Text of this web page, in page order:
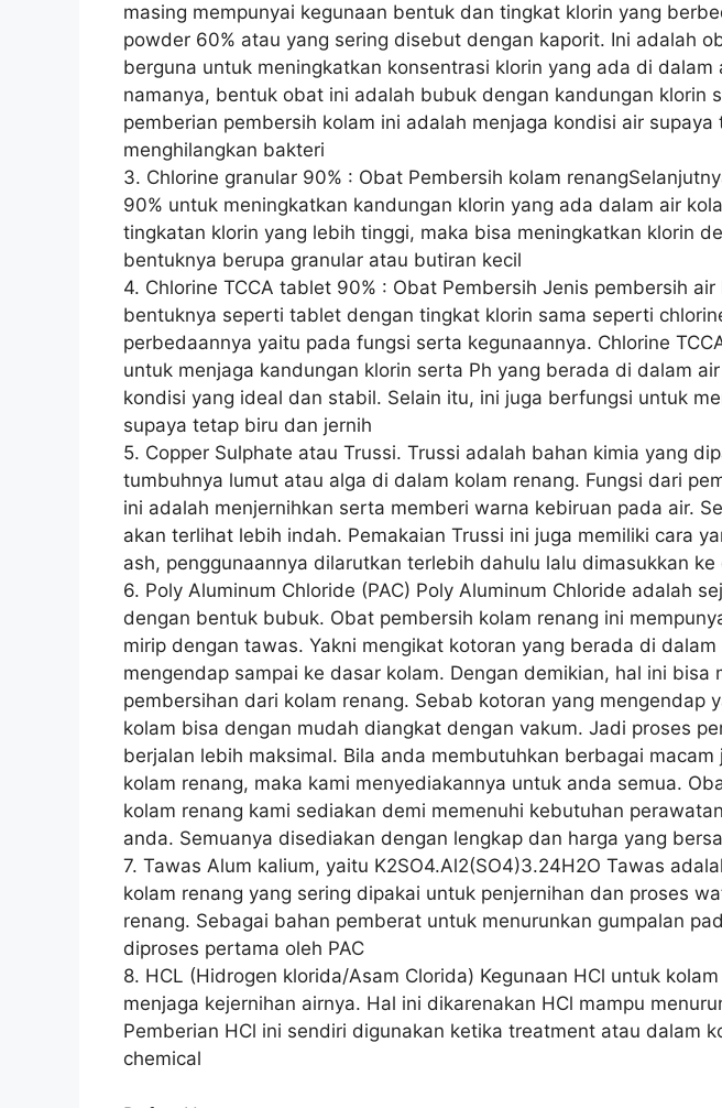
masing mempunyai kegunaan bentuk dan tingkat klorin yang
powder 60% atau yang sering disebut dengan kaporit. Ini adalah
berguna untuk meningkatkan konsentrasi klorin yang ada di dalam
namanya, bentuk obat ini adalah bubuk dengan kandungan klorin
pemberian pembersih kolam ini adalah menjaga kondisi air
menghilangkan bakteri
3. Chlorine granular 90% : Obat Pembersih kolam
90% untuk meningkatkan kandungan klorin yang ada dalam air
tingkatan klorin yang lebih tinggi, maka bisa meningkatkan klorin
bentuknya berupa granular atau butiran kecil
4. Chlorine TCCA tablet 90% : Obat Pembersih Jenis pembersih air
bentuknya seperti tablet dengan tingkat klorin sama seperti
perbedaannya yaitu pada fungsi serta kegunaannya. Chlorine
untuk menjaga kandungan klorin serta Ph yang berada di dalam
kondisi yang ideal dan stabil. Selain itu, ini juga berfungsi untuk
supaya tetap biru dan jernih
5. Copper Sulphate atau Trussi. Trussi adalah bahan kimia yang
tumbuhnya lumut atau alga di dalam kolam renang. Fungsi dari
ini adalah menjernihkan serta memberi warna kebiruan pada air.
akan terlihat lebih indah. Pemakaian Trussi ini juga memiliki cara
ash, penggunaannya dilarutkan terlebih dahulu lalu dimasukkan
6. Poly Aluminum Chloride (PAC) Poly Aluminum Chloride adalah
dengan bentuk bubuk. Obat pembersih kolam renang ini
mirip dengan tawas. Yakni mengikat kotoran yang berada di
mengendap sampai ke dasar kolam. Dengan demikian, hal ini bisa
pembersihan dari kolam renang. Sebab kotoran yang mengendap
kolam bisa dengan mudah diangkat dengan vakum. Jadi proses
berjalan lebih maksimal. Bila anda membutuhkan berbagai
kolam renang, maka kami menyediakannya untuk anda semua.
kolam renang kami sediakan demi memenuhi kebutuhan
anda. Semuanya disediakan dengan lengkap dan harga yang
7. Tawas Alum kalium, yaitu K2SO4.Al2(SO4)3.24H2O Tawas
kolam renang yang sering dipakai untuk penjernihan dan proses
renang. Sebagai bahan pemberat untuk menurunkan gumpalan
diproses pertama oleh PAC
8. HCL (Hidrogen klorida/Asam Clorida) Kegunaan HCl untuk
menjaga kejernihan airnya. Hal ini dikarenakan HCl mampu
Pemberian HCl ini sendiri digunakan ketika treatment atau dalam
chemical